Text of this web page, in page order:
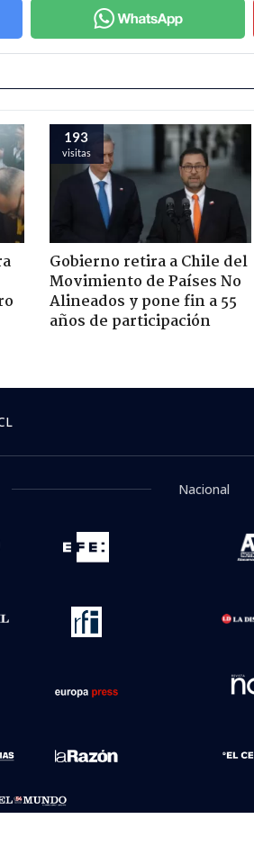
193
visitas
Gobierno retira a Chile del
Movimiento de Países No
Alineados y pone fin a 55
años de participación
Nacional